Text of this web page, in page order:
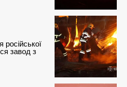
російської
завод з